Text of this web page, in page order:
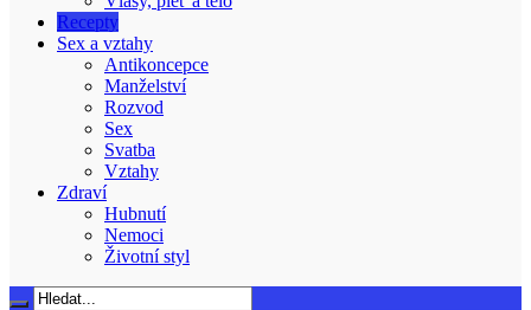
Recepty
Sex a vztahy
Antikoncepce
Manželství
Rozvod
Sex
Svatba
Vztahy
Zdraví
Hubnutí
Nemoci
Životní styl